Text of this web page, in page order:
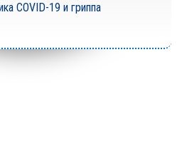
COVID-19 и гриппа